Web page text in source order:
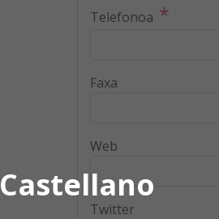
Castellano
Telefonoa *
Faxa
Web
Twitter